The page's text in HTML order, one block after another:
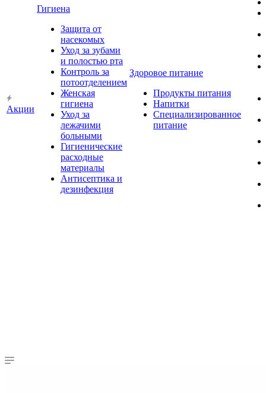
Акции
Гигиена
Защита от
насекомых
Уход за зубами
и полостью рта
Контроль за
потоотделением
Женская
гигиена
Уход за
лежачими
больными
Гигиенические
расходные
материалы
Антисептика и
дезинфекция
Здоровое питание
Продукты питания
Напитки
Специализированное
питание